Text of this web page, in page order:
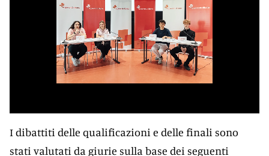
I dibattiti delle qualificazioni e delle finali sono
stati valutati da giurie sulla base dei seguenti